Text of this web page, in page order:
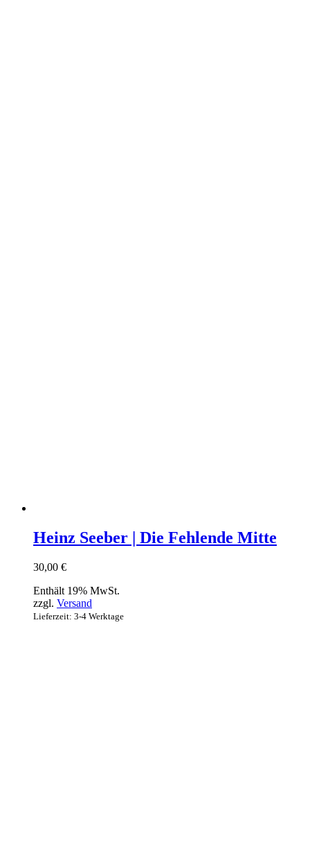
Heinz Seeber | Die Fehlende Mitte
30,00 €
Enthält 19% MwSt.
zzgl. Versand
Lieferzeit: 3-4 Werktage